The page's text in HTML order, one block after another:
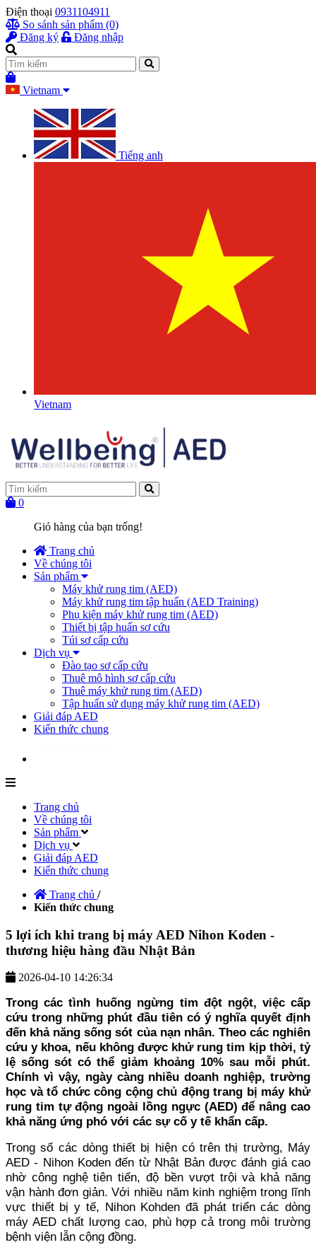
Điện thoại 0931104911
So sánh sản phẩm (0)
Đăng ký
Đăng nhập
Vietnam
Tiếng anh
Vietnam
0
Giỏ hàng của bạn trống!
Trang chủ
Về chúng tôi
Sản phẩm
Máy khử rung tim (AED)
Máy khử rung tim tập huấn (AED Training)
Phụ kiện máy khử rung tim (AED)
Thiết bị tập huấn sơ cứu
Túi sơ cấp cứu
Dịch vụ
Đào tạo sơ cấp cứu
Thuê mô hình sơ cấp cứu
Thuê máy khử rung tim (AED)
Tập huấn sử dụng máy khử rung tim (AED)
Giải đáp AED
Kiến thức chung
Trang chủ
Về chúng tôi
Sản phẩm
Dịch vụ
Giải đáp AED
Kiến thức chung
Trang chủ /
Kiến thức chung
5 lợi ích khi trang bị máy AED Nihon Koden -
thương hiệu hàng đầu Nhật Bản
2026-04-10 14:26:34
Trong các tình huống ngừng tim đột ngột, việc cấp
cứu trong những phút đầu tiên có ý nghĩa quyết định
đến khả năng sống sót của nạn nhân. Theo các nghiên
cứu y khoa, nếu không được khử rung tim kịp thời, tỷ
lệ sống sót có thể giảm khoảng 10% sau mỗi phút.
Chính vì vậy, ngày càng nhiều doanh nghiệp, trường
học và tổ chức công cộng chủ động trang bị máy khử
rung tim tự động ngoài lồng ngực (AED) để nâng cao
khả năng ứng phó với các sự cố y tế khẩn cấp.
Trong số các dòng thiết bị hiện có trên thị trường, Máy
AED - Nihon Koden đến từ Nhật Bản được đánh giá cao
nhờ công nghệ tiên tiến, độ bền vượt trội và khả năng
vận hành đơn giản. Với nhiều năm kinh nghiệm trong lĩnh
vực thiết bị y tế, Nihon Kohden đã phát triển các dòng
máy AED chất lượng cao, phù hợp cả trong môi trường
bệnh viện lẫn cộng đồng.